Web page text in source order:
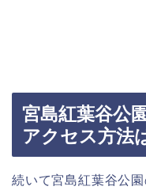
宮島紅葉谷公
アクセス方法
続いて宮島紅葉谷公